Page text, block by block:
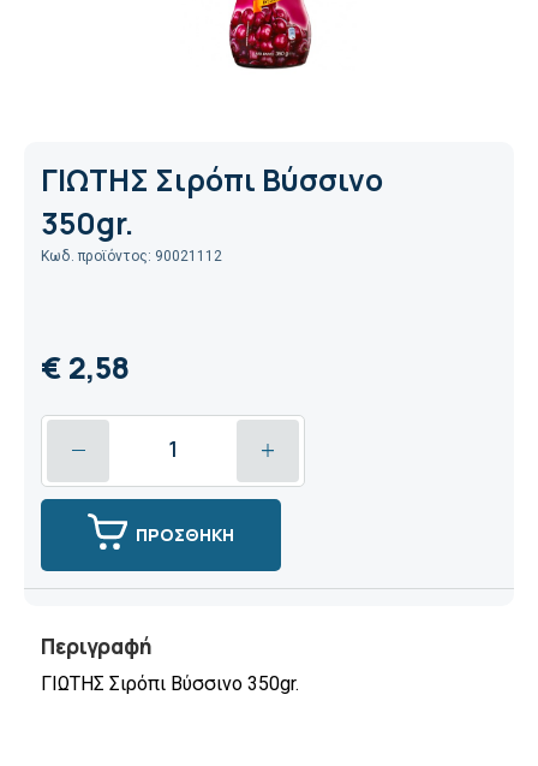
ΓΙΩΤΗΣ Σιρόπι Βύσσινο
350gr.
Κωδ. προϊόντος: 90021112
€ 2,58
ΠΡΟΣΘΗΚΗ
Περιγραφή
ΓΙΩΤΗΣ Σιρόπι Βύσσινο 350gr.